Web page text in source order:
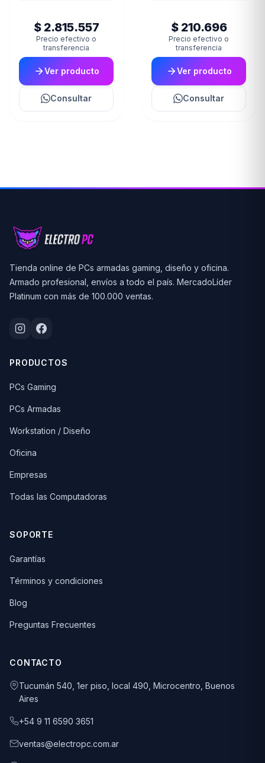
200 Hz (II) (1755)
$ 2.815.557
Precio efectivo o
transferencia
Ver producto
Consultar
$ 210.696
Precio efectivo o
transferencia
Ver producto
Consultar
Tienda online de PCs armadas gaming, diseño y oficina.
Armado profesional, envíos a todo el país. MercadoLíder
Platinum con más de 100.000 ventas.
PRODUCTOS
PCs Gaming
PCs Armadas
Workstation / Diseño
Oficina
Empresas
Todas las Computadoras
SOPORTE
Garantías
Términos y condiciones
Blog
Preguntas Frecuentes
CONTACTO
Tucumán 540, 1er piso, local 490, Microcentro, Buenos
Aires
+54 9 11 6590 3651
ventas@electropc.com.ar